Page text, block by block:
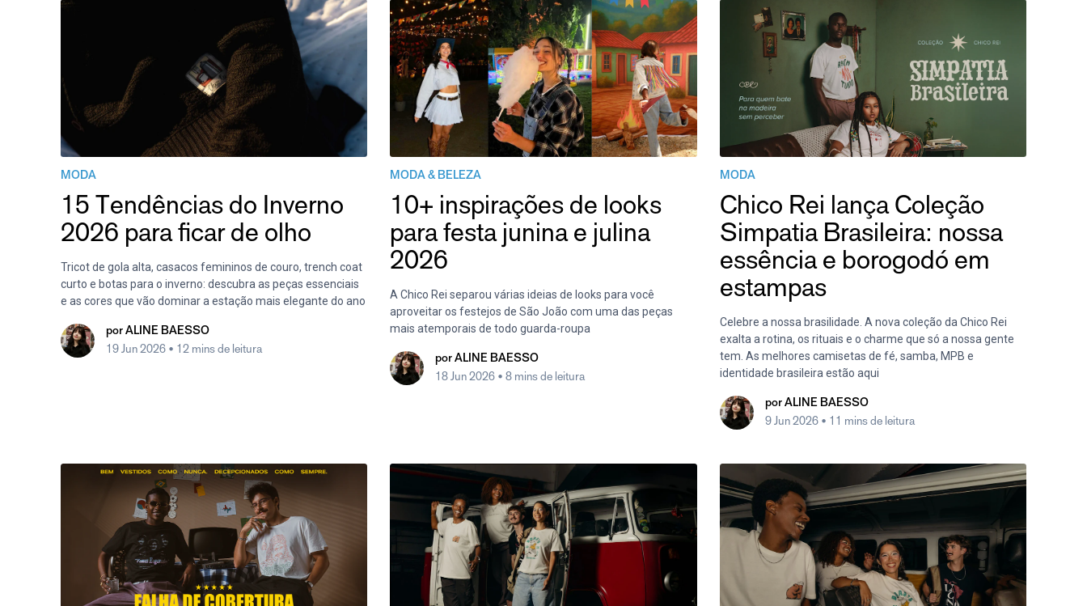
MODA
15 Tendências do Inverno
2026 para ficar de olho
Tricot de gola alta, casacos femininos de couro, trench coat
curto e botas para o inverno: descubra as peças essenciais
e as cores que vão dominar a estação mais elegante do ano
por ALINE BAESSO
19 Jun 2026 • 12 mins de leitura
MODA & BELEZA
10+ inspirações de looks
para festa junina e julina
2026
A Chico Rei separou várias ideias de looks para você
aproveitar os festejos de São João com uma das peças
mais atemporais de todo guarda-roupa
porALINE BAESSO
18 Jun 2026 • 8 mins de leitura
MODA
Chico Rei lança Coleção
Simpatia Brasileira: nossa
essência e borogodó em
estampas
Celebre a nossa brasilidade. A nova coleção da Chico Rei
exalta a rotina, os rituais e o charme que só a nossa gente
tem. As melhores camisetas de fé, samba, MPB e
identidade brasileira estão aqui
por ALINE BAESSO
9 Jun 2026 • 11 mins de leitura